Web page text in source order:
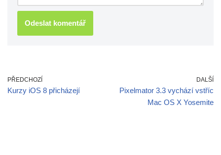
PŘEDCHOZÍ
Kurzy iOS 8 přicházejí
DALŠÍ
Pixelmator 3.3 vychází vstříc
Mac OS X Yosemite